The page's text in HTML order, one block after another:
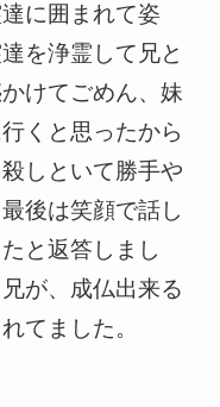
に囲まれて姿
を浄霊して兄と
けてごめん、妹
くと思ったから
しといて勝手や
後は笑顔で話し
と返答しまし
が、成仏出来る
てました。